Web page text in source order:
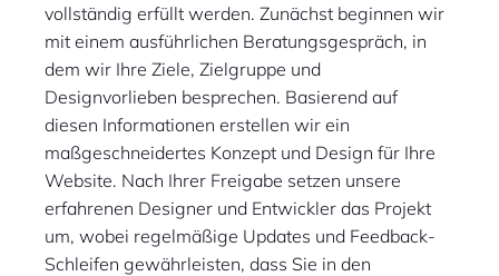
vollständig erfüllt werden. Zunächst beginnen wir
mit einem ausführlichen Beratungsgespräch, in
dem wir Ihre Ziele, Zielgruppe und
Designvorlieben besprechen. Basierend auf
diesen Informationen erstellen wir ein
maßgeschneidertes Konzept und Design für Ihre
Website. Nach Ihrer Freigabe setzen unsere
erfahrenen Designer und Entwickler das Projekt
um, wobei regelmäßige Updates und Feedback-
Schleifen gewährleisten, dass Sie in den